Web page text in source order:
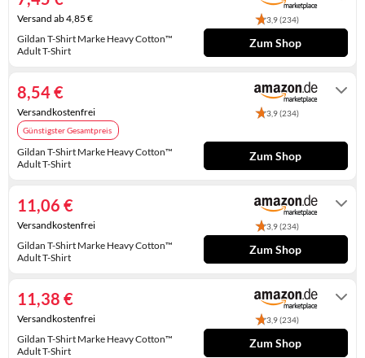
KINDERSCHUHE
LAUFSCHUHE
PANTOLETTEN
PUMPS
SCHUHZUBEHÖR
SNEAKERS
STIEFELETTEN
TREKKINGSANDALEN
STRANDTASCHEN
TASCHEN-ZUBEHÖR
Gildan T-Shirt Marke Heavy Cotton™
Adult T-Shirt
3,9 (234)
Versand ab 4,85 €
Zum Shop
Gildan T-Shirt Marke Heavy Cotton™
Adult T-Shirt
3,9 (234)
Günstigster Gesamtpreis
8,54 €
Versandkostenfrei
Zum Shop
Gildan T-Shirt Marke Heavy Cotton™
Adult T-Shirt
3,9 (234)
11,06 €
Versandkostenfrei
Zum Shop
Gildan T-Shirt Marke Heavy Cotton™
Adult T-Shirt
3,9 (234)
11,38 €
Versandkostenfrei
Zum Shop